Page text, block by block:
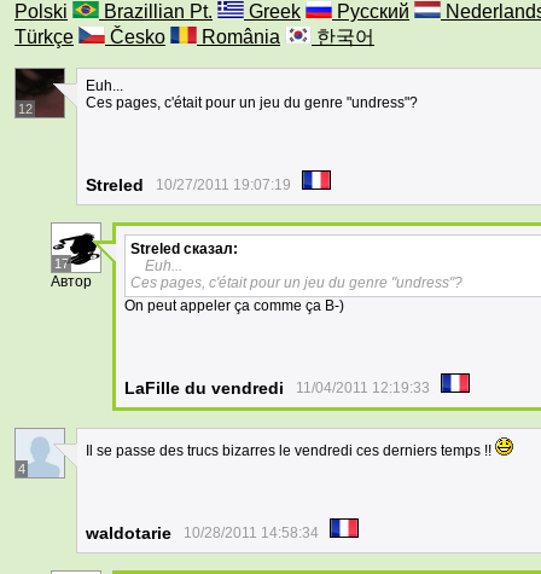
Polski
Brazillian Pt. Greek Русский
Türkçe
Česko România 한국어
12
Euh...
Ces pages, c'était pour un jeu du genre "undress"?
Streled 10/27/2011 19:07:19
17
Автор
Streled сказал:
Euh...
Ces pages, c'était pour un jeu du genre "undress"?
On peut appeler ça comme ça B-)
LaFille du vendredi 11/04/2011 12:19:33
4
Il se passe des trucs bizarres le vendredi ces derniers temps !!
waldotarie 10/28/2011 14:58:34